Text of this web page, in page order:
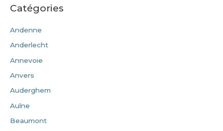
Catégories
Andenne
Anderlecht
Annevoie
Anvers
Auderghem
Aulne
Beaumont